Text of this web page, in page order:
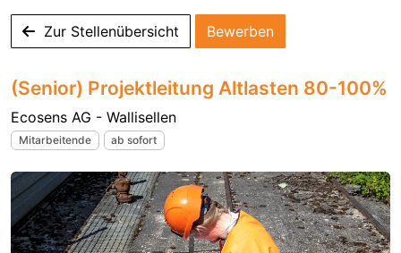
Zur Stellenübersicht Bewerben
(Senior) Projektleitung Altlasten 80-100%
Ecosens AG - Wallisellen
Mitarbeitende ab sofort